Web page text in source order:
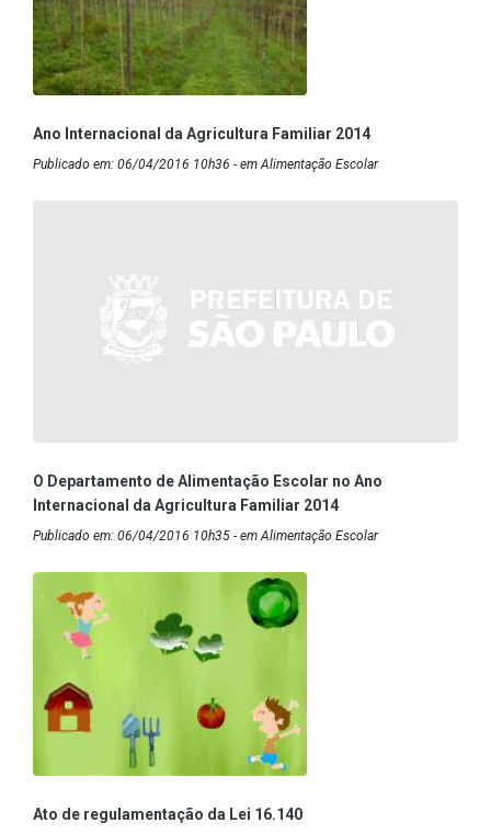
Ano Internacional da Agricultura Familiar 2014
Publicado em: 06/04/2016 10h36 - em Alimentação Escolar
O Departamento de Alimentação Escolar no Ano
Internacional da Agricultura Familiar 2014
Publicado em: 06/04/2016 10h35 - em Alimentação Escolar
Ato de regulamentação da Lei 16.140